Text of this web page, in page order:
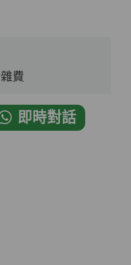
費
即時對話